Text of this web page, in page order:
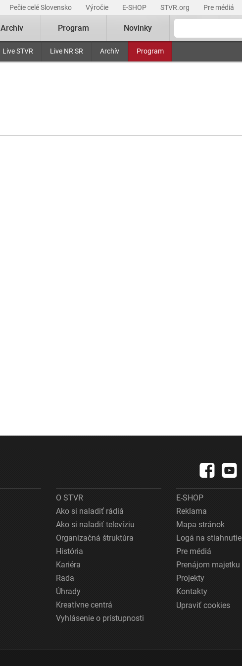
Pečie celé Slovensko Výročie E-SHOP STVR.org Pre médiá
Live STVR Live NR SR Archív Program
Archív Program Novinky
O STVR
Ako si naladiť rádiá
Ako si naladiť televíziu
Organizačná štruktúra
História
Kariéra
Rada
Úhrady
Kreatívne centrá
Vyhlásenie o prístupnosti
E-SHOP
Reklama
Mapa stránok
Logá na stiahnutie
Pre médiá
Prenájom majetku
Projekty
Kontakty
Upraviť cookies